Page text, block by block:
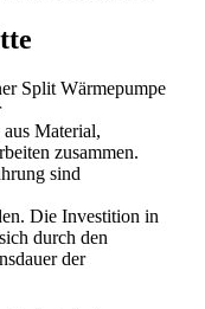
Split Wärmepumpe
Material,
zusammen.
sind
Die Investition in
durch den
der